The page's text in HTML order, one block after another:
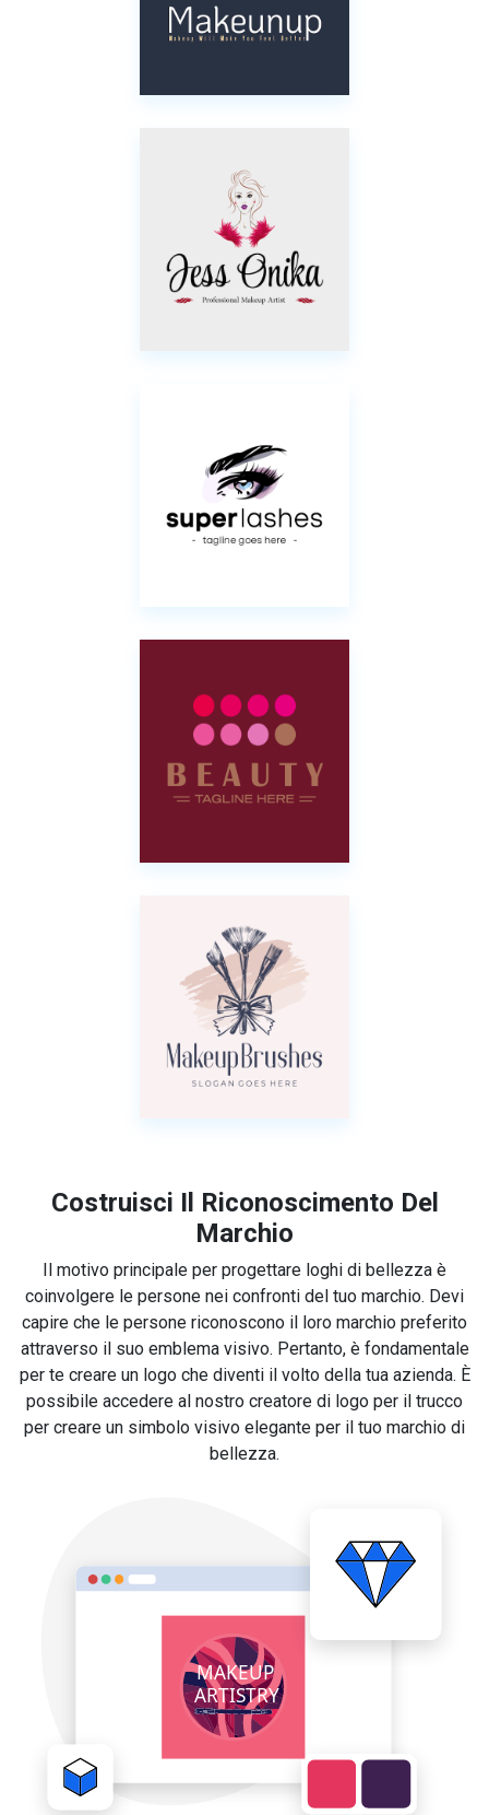
Costruisci Il Riconoscimento Del
Marchio
Il motivo principale per progettare loghi di bellezza è
coinvolgere le persone nei confronti del tuo marchio. Devi
capire che le persone riconoscono il loro marchio preferito
attraverso il suo emblema visivo. Pertanto, è fondamentale
per te creare un logo che diventi il volto della tua azienda. È
possibile accedere al nostro creatore di logo per il trucco
per creare un simbolo visivo elegante per il tuo marchio di
bellezza.